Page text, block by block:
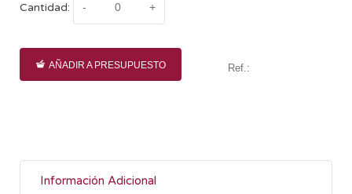
Cantidad:
AÑADIR A PRESUPUESTO Ref.:
Información Adicional